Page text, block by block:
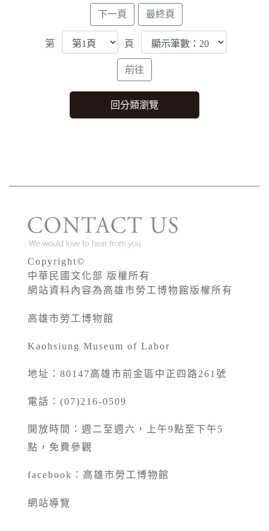
第 頁
Copyright©
中華民國文化部 版權所有
網站資料內容為高雄市勞工博物館版權所有
高雄市勞工博物館
Kaohsiung Museum of Labor
地址：80147高雄市前金區中正四路261號
電話：(07)216-0509
開放時間：週二至週六，上午9點至下午5
點，免費參觀
facebook： 高雄市勞工博物館
網站導覽